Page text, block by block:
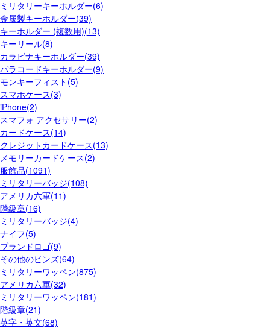
ミリタリーキーホルダー(6)
金属製キーホルダー(39)
キーホルダー (複数用)(13)
キーリール(8)
カラビナキーホルダー(39)
パラコードキーホルダー(9)
モンキーフィスト(5)
スマホケース(3)
iPhone(2)
スマフォ アクセサリー(2)
カードケース(14)
クレジットカードケース(13)
メモリーカードケース(2)
服飾品(1091)
ミリタリーバッジ(108)
アメリカ六軍(11)
階級章(16)
ミリタリーバッジ(4)
ナイフ(5)
ブランドロゴ(9)
その他のピンズ(64)
ミリタリーワッペン(875)
アメリカ六軍(32)
ミリタリーワッペン(181)
階級章(21)
英字・英文(68)